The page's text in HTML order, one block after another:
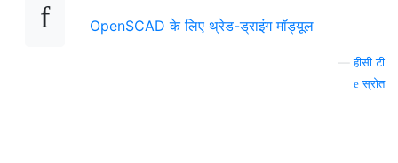
OpenSCAD के लिए थ्रेड-ड्राइंग मॉड्यूल
—हीसी टी
स्रोत